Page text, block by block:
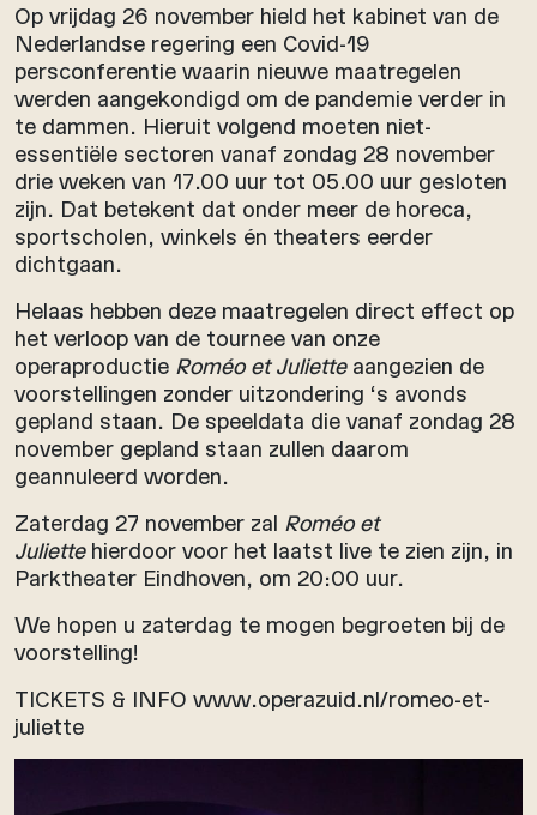
Op vrijdag 26 november hield het kabinet van de
Nederlandse regering een Covid-19
persconferentie waarin nieuwe maatregelen
werden aangekondigd om de pandemie verder in
te dammen. Hieruit volgend moeten niet-
essentiële sectoren vanaf zondag 28 november
drie weken van 17.00 uur tot 05.00 uur gesloten
zijn. Dat betekent dat onder meer de horeca,
sportscholen, winkels én theaters eerder
dichtgaan.
Helaas hebben deze maatregelen direct effect op
het verloop van de tournee van onze
operaproductie Roméo et Julietteaangezien de
voorstellingen zonder uitzondering ‘s avonds
gepland staan. De speeldata die vanaf zondag 28
november gepland staan zullen daarom
geannuleerd worden.
Zaterdag 27 november zal Roméo et
Juliettehierdoor voor het laatst live te zien zijn, in
Parktheater Eindhoven, om 20:00 uur.
We hopen u zaterdag te mogen begroeten bij de
voorstelling!
TICKETS & INFO www.operazuid.nl/romeo-et-
juliette